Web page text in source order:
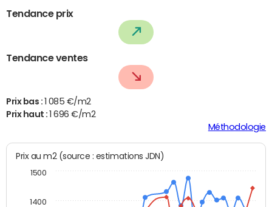
Tendance prix
Tendance ventes
Prix bas :
1 085 €/m2
Prix haut :
1 696 €/m2
Méthodologie
Prix au m2 (source : estimations JDN)
1400
1500